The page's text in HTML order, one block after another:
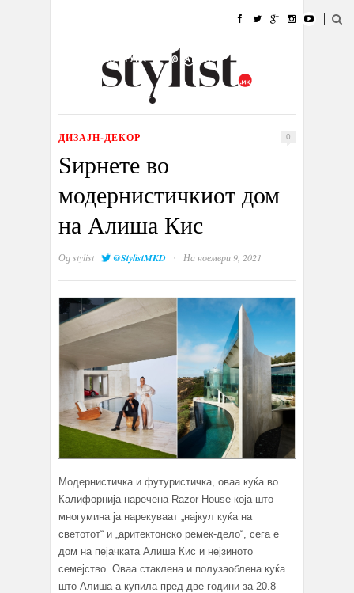
УБАВИНА
КУЛТУРА @РАБОТА
ИЗЛОГ
ДИЗАЈН-ДЕКОР 0
Ѕирнете во
модернистичкиот дом
на Алиша Кис
Одstylist @StylistMKD · На ноември 9, 2021
Модернистичка и футуристичка, оваа куќа во
Калифорнија наречена Razor House која што
многумина ја нарекуваат „најкул куќа на
светотот“ и „аритектонско ремек-дело“, сега е
дом на пејачката Алиша Кис и нејзиното
семејство. Оваа стаклена и полузаоблена куќа
што Алиша а купила пред две години за 20.8